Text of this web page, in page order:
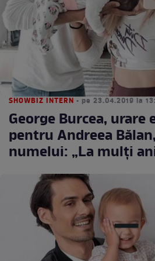
SHOWBIZ INTERN • pe 23.04.2019 la
George Burcea,
pentru Andreea
numelui: „La mulți